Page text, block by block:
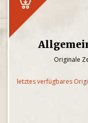
Originale
letztes verfügbares